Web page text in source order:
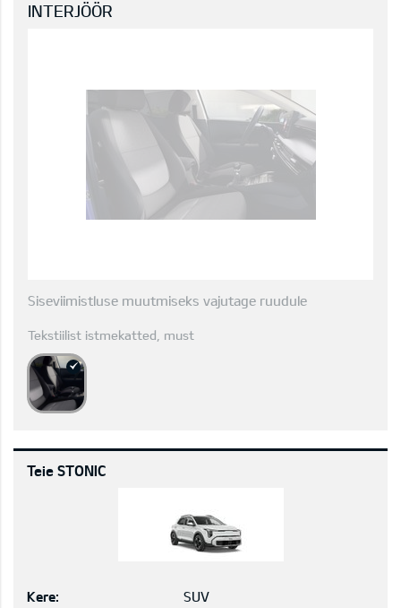
INTERJÖÖR
Siseviimistluse muutmiseks vajutage ruudule
Tekstiilist istmekatted, must
Teie STONIC
Kere:
SUV